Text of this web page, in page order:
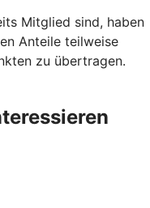
Mitglied sind, haben
Anteile teilweise
zu übertragen.